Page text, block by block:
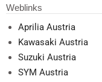
Weblinks
Aprilia Austria
Kawasaki Austria
Suzuki Austria
SYM Austria